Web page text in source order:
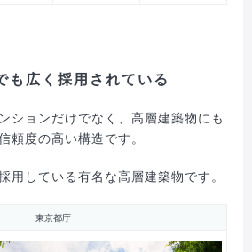
も広く採用されている
ションだけでなく、高層建築物にも
頼度の高い構造です。
用している有名な高層建築物です。
東京都庁